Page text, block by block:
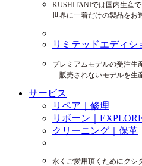
KUSHITANIでは国内生産
世界に一着だけの製品をお
リミテッド
プレミアムモデルの受注生
販売されないモデルを生
サービス
リペア｜修理
リボーン｜
クリーニング｜保革
永くご愛用頂くためにクシ